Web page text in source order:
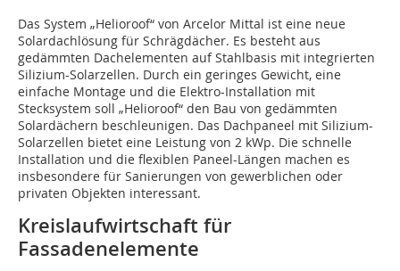
Das System „Helioroof“ von Arcelor Mittal ist eine neue
Solardachlösung für Schrägdächer. Es besteht aus
gedämmten Dachelementen auf Stahlbasis mit integrierten
Silizium-Solarzellen. Durch ein geringes Gewicht, eine
einfache Montage und die Elektro-Installation mit
Stecksystem soll „Helioroof“ den Bau von gedämmten
Solardächern beschleunigen. Das Dachpaneel mit Silizium-
Solarzellen bietet eine Leistung von 2 kWp. Die schnelle
Installation und die flexiblen Paneel-Längen machen es
insbesondere für Sanierungen von gewerblichen oder
privaten Objekten interessant.
Kreislaufwirtschaft für
Fassadenelemente